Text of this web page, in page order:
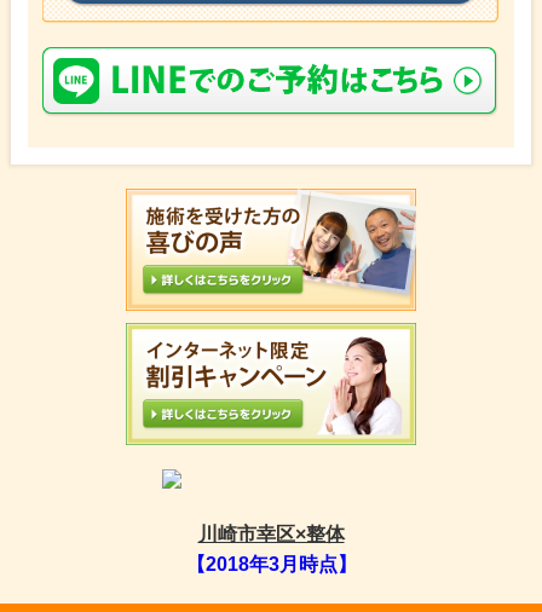
川崎市幸区×整体
【2018年3月時点】